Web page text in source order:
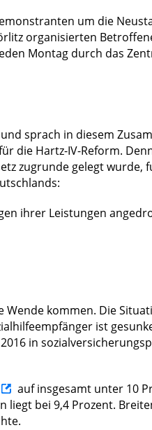
um die
organisierten
Montag durch das
sprach in diesem
die Hartz-IV-Reform.
zugrunde gelegt wurde,
ihrer Leistungen
Wende kommen. Die
ist
in
auf insgesamt unter 10
liegt bei 9,4 Prozent.